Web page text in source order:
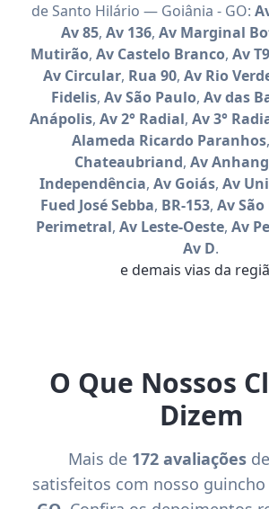
de Santo Hilário — Goiânia - GO:
Av 85, Av 136, Av Marginal
Mutirão, Av Castelo Branco, Av T9
Av Circular, Rua 90, Av Rio
Fidelis, Av São Paulo, Av das
Anápolis, Av 2° Radial, Av 3°
Alameda Ricardo Paranhos,
Chateaubriand, Av
Independência, Av Goiás, Av
Fued José Sebba, BR-153, Av
Perimetral, Av Leste-Oeste, Av
Av D.
e demais vias da
O Que Nossos
Dizem
Mais de 172 avaliações
satisfeitos com nosso guincho